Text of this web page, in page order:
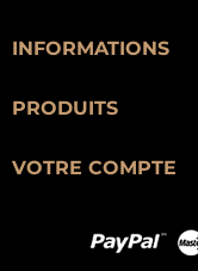
INFORMATIONS
PRODUITS
VOTRE COMPTE